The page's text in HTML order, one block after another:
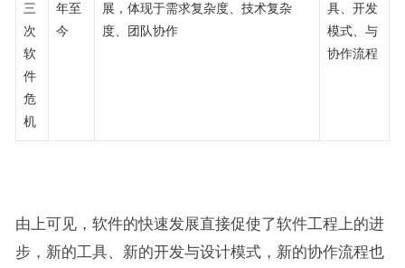
三
次
软
件
危
机
年至
今
展，体现于需求复杂度、技术复杂
度、团队协作
具、开发
模式、与
协作流程
由上可见，软件的快速发展直接促使了软件工程上的进
步，新的工具、新的开发与设计模式，新的协作流程也